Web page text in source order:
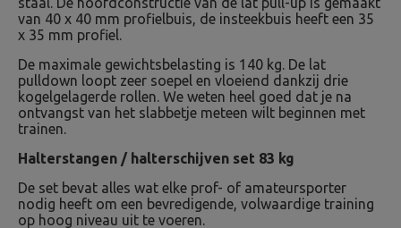
van 40 x 40 mm profielbuis, de insteekbuis heeft een 35
x 35 mm profiel.
De maximale gewichtsbelasting is 140 kg. De lat
pulldown loopt zeer soepel en vloeiend dankzij drie
kogelgelagerde rollen. We weten heel goed dat je na
ontvangst van het slabbetje meteen wilt beginnen met
trainen.
Halterstangen / halterschijven set 83 kg
De set bevat alles wat elke prof- of amateursporter
nodig heeft om een ​​bevredigende, volwaardige training
op hoog niveau uit te voeren.